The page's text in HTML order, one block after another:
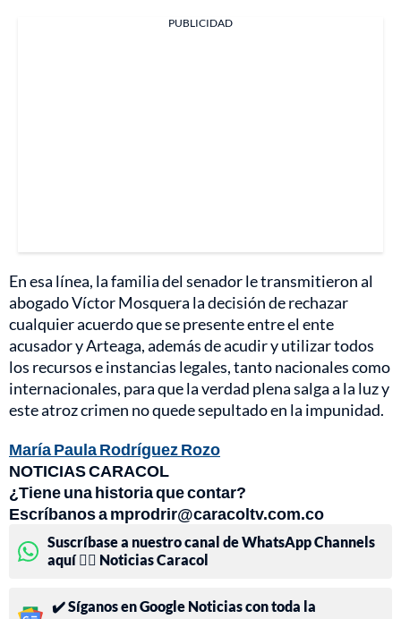
PUBLICIDAD
En esa línea, la familia del senador le transmitieron al
abogado Víctor Mosquera la decisión de rechazar
cualquier acuerdo que se presente entre el ente
acusador y Arteaga, además de acudir y utilizar todos
los recursos e instancias legales, tanto nacionales como
internacionales, para que la verdad plena salga a la luz y
este atroz crimen no quede sepultado en la impunidad.
María Paula Rodríguez Rozo
NOTICIAS CARACOL
¿Tiene una historia que contar?
Escríbanos a mprodrir@caracoltv.com.co
Suscríbase a nuestro canal de WhatsApp Channels
aquí 👉🏻 Noticias Caracol
✔️ Síganos en Google Noticias con toda la